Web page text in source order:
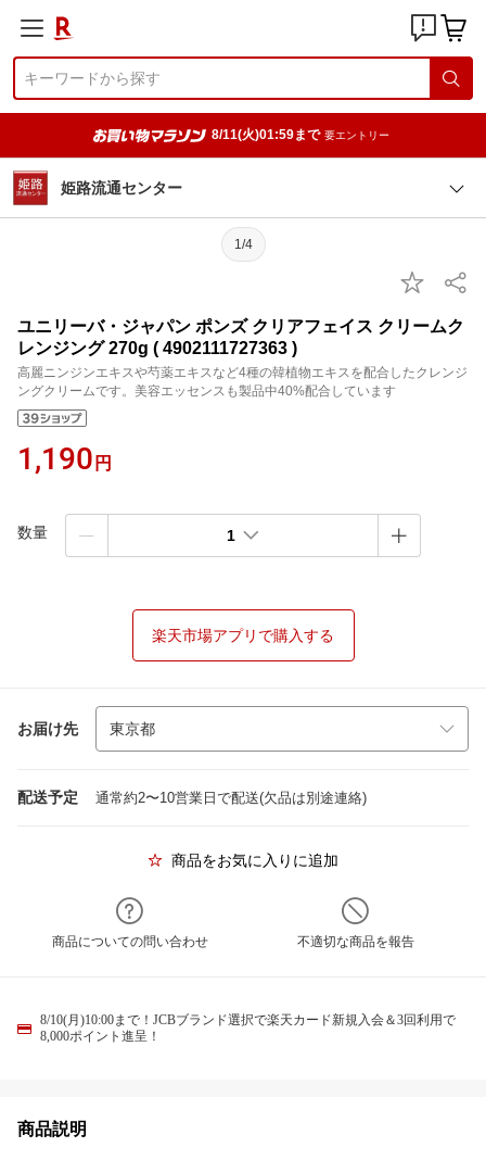
8/11(火)01:59まで 要エントリー
姫路流通センター
1/4
ユニリーバ・ジャパン ポンズ クリアフェイス クリームク
レンジング 270g ( 4902111727363 )
高麗ニンジンエキスや芍薬エキスなど4種の韓植物エキスを配合したクレンジ
ングクリームです。美容エッセンスも製品中40%配合しています
1,190 円
数量 1
楽天市場アプリで購入する
お届け先
配送予定 通常約2〜10営業日で配送(欠品は別途連絡)
商品をお気に入りに追加
商品についての問い合わせ 不適切な商品を報告
8/10(月)10:00まで！JCBブランド選択で楽天カード新規入会＆3回利用で
8,000ポイント進呈！
商品説明